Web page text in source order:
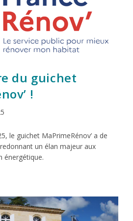
du guichet
!
le guichet MaPrimeRénov’ a de
un élan majeur aux
énergétique.